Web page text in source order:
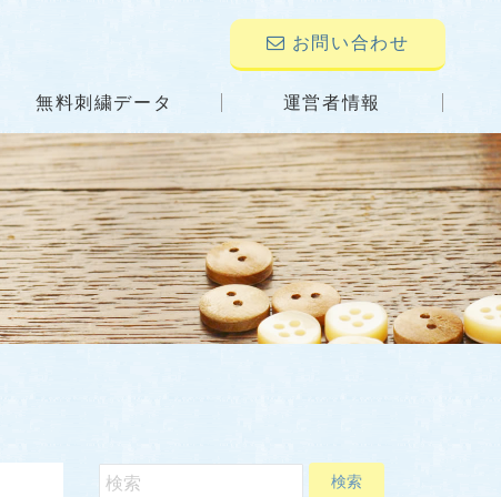
お問い合わせ
無料刺繍データ 運営者情報